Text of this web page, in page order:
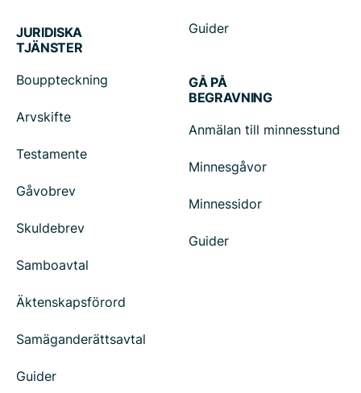
Guider
JURIDISKA
TJÄNSTER
Bouppteckning
Arvskifte
Testamente
Gåvobrev
Skuldebrev
Samboavtal
Äktenskapsförord
Samäganderättsavtal
Guider
GÅ PÅ
BEGRAVNING
Anmälan till minnesstund
Minnesgåvor
Minnessidor
Guider